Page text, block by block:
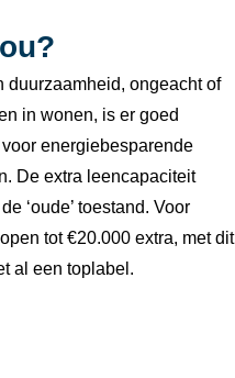
duurzaamheid, ongeacht of
in wonen, is er goed
energiebesparende
De extra leencapaciteit
‘oude’ toestand. Voor
tot €20.000 extra, met dit
al een toplabel.